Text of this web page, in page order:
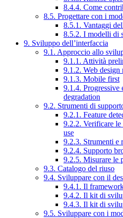
8.4.4. Come
8.5. Progettare con i
8.5.1. Vantaggi
8.5.2. I modelli di
9. Sviluppo dell’interfaccia
9.1. Approccio allo
9.1.1. Attività
9.1.2. Web design
9.1.3. Mobile first
9.1.4. Progressive
degradation
9.2. Strumenti di
9.2.1. Feature
9.2.2. Verificare
use
9.2.3. Strumenti e
9.2.4. Supporto
9.2.5. Misurare le
9.3. Catalogo del riuso
9.4. Sviluppare con il
9.4.1. Il
9.4.2. Il kit di
9.4.3. Il kit di
9.5. Sviluppare con i